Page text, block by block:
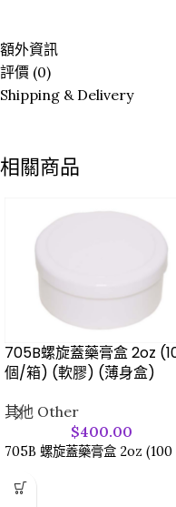
額外資訊
評價 (0)
Shipping & Delivery
相關商品
705B螺旋蓋藥膏盒 2oz
個/箱) (軟膠) (薄身盒)
其他 Other
$400.00
705B 螺旋蓋藥膏盒 2oz (100